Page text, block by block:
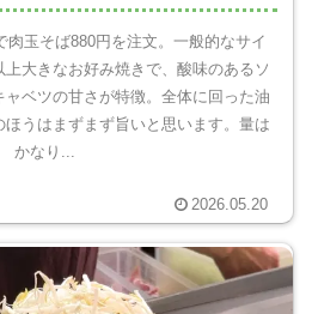
肉玉そば880円を注文。一般的なサイ
大きなお好み焼きで、酸味のあるソ
ベツの甘さが特徴。全体に回った油
うはまずまず旨いと思います。量は
かなり...
2026.05.20